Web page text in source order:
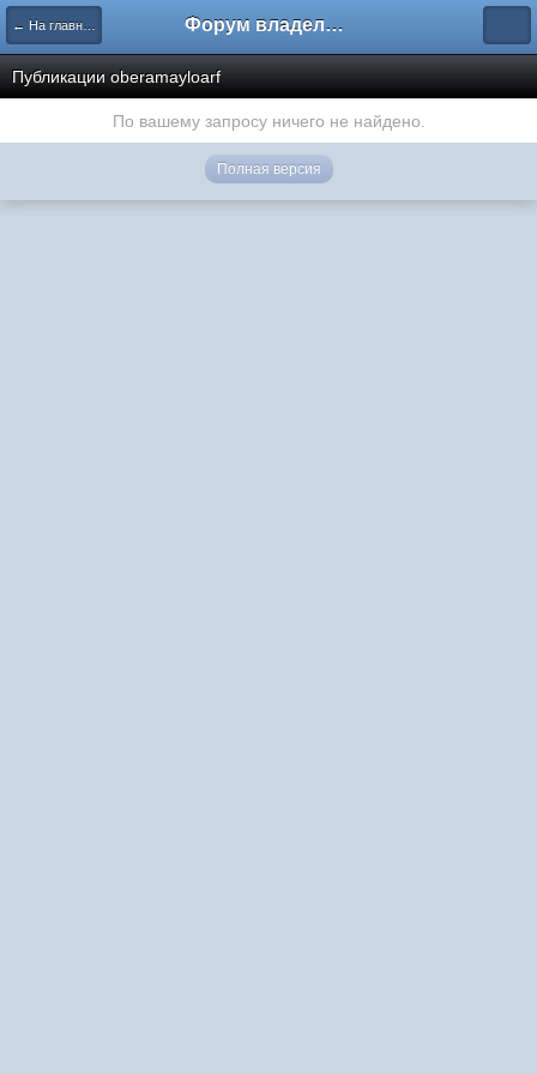
← На главную Форум владельцев интернет-магазинов
Публикации oberamayloarf
По вашему запросу ничего не найдено.
Полная версия